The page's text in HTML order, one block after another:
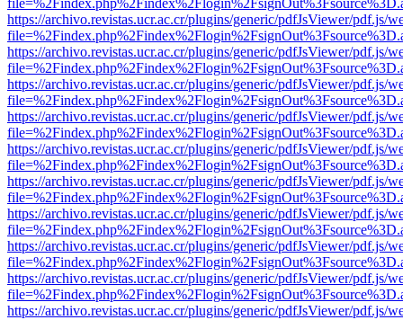
https://archivo.revistas.ucr.ac.cr/plugins/generic/pdfJsViewer/pdf.js/
https://archivo.revistas.ucr.ac.cr/plugins/generic/pdfJsViewer/pdf.js/
https://archivo.revistas.ucr.ac.cr/plugins/generic/pdfJsViewer/pdf.js/
https://archivo.revistas.ucr.ac.cr/plugins/generic/pdfJsViewer/pdf.js/
https://archivo.revistas.ucr.ac.cr/plugins/generic/pdfJsViewer/pdf.js/
https://archivo.revistas.ucr.ac.cr/plugins/generic/pdfJsViewer/pdf.js/
https://archivo.revistas.ucr.ac.cr/plugins/generic/pdfJsViewer/pdf.js/
https://archivo.revistas.ucr.ac.cr/plugins/generic/pdfJsViewer/pdf.js/
https://archivo.revistas.ucr.ac.cr/plugins/generic/pdfJsViewer/pdf.js/
https://archivo.revistas.ucr.ac.cr/plugins/generic/pdfJsViewer/pdf.js/